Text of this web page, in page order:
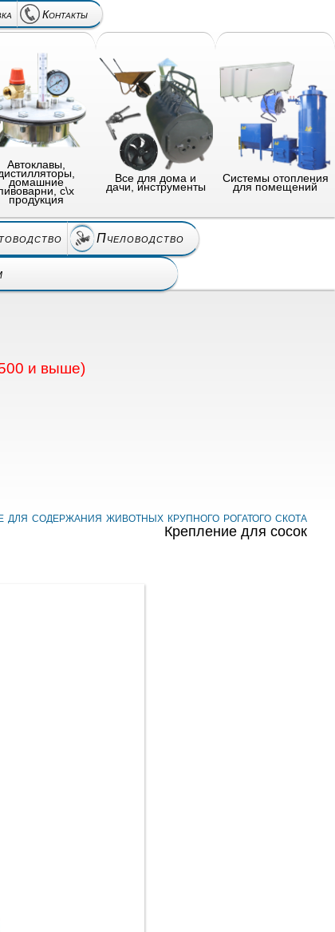
Контакты
Автоклавы,
домашние
с\х
продукция
Все для дома и
дачи, инструменты
Системы отопления
для помещений
Пчеловодство
и выше)
для содержания животных крупного рогатого скота
Крепление для сосок